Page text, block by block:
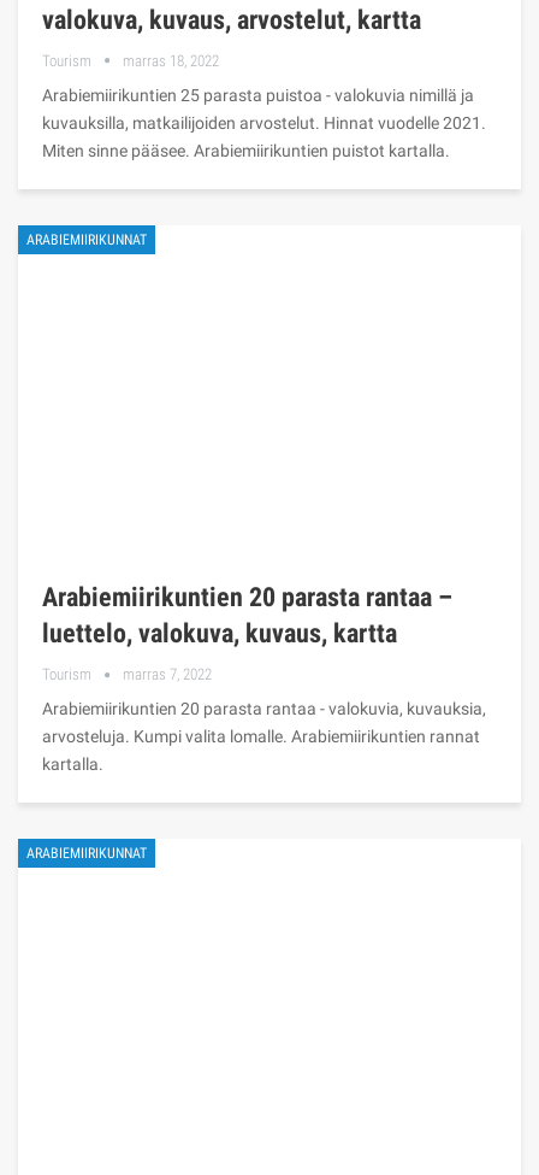
valokuva, kuvaus, arvostelut, kartta
Tourism marras 18, 2022
Arabiemiirikuntien 25 parasta puistoa - valokuvia nimillä ja
kuvauksilla, matkailijoiden arvostelut. Hinnat vuodelle 2021.
Miten sinne pääsee. Arabiemiirikuntien puistot kartalla.
ARABIEMIIRIKUNNAT
Arabiemiirikuntien 20 parasta rantaa –
luettelo, valokuva, kuvaus, kartta
Tourism marras 7, 2022
Arabiemiirikuntien 20 parasta rantaa - valokuvia, kuvauksia,
arvosteluja. Kumpi valita lomalle. Arabiemiirikuntien rannat
kartalla.
ARABIEMIIRIKUNNAT